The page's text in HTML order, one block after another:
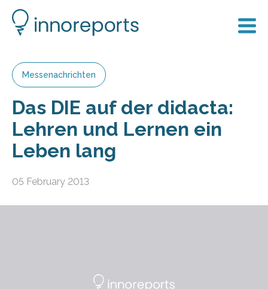
Messenachrichten
Das DIE auf der didacta:
Lehren und Lernen ein
Leben lang
05 February 2013